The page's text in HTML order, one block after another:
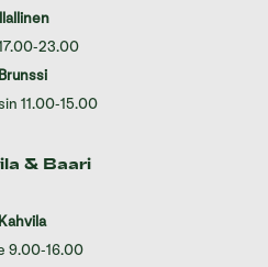
23.00
Brunssi
11.00-15.00
& Baari
Kahvila
9.00-16.00